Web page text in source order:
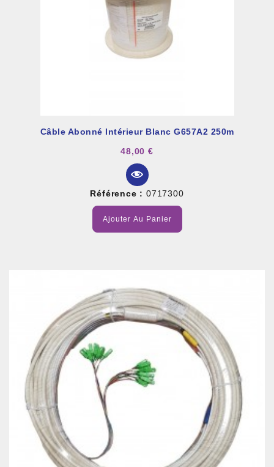
Câble Abonné Intérieur Blanc G657A2 250m
48,00 €
Référence : 0717300
Ajouter Au Panier